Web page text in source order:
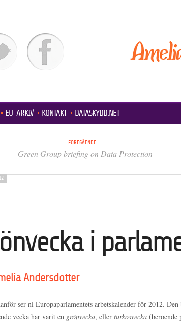
EU-ARKIV KONTAKT DATASKYDD.NET
FÖREGÅENDE
Green Group briefing on Data Protection
i
Andersdotter
ser ni Europaparlamentets arbetskalender för 2012.
vecka har varit en grönvecka, eller turkosvecka